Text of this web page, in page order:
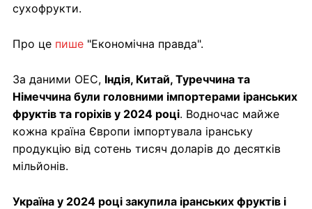
сухофрукти.
Про це пише "Економічна правда".
За даними OEC, Індія, Китай, Туреччина та
Німеччина були головними імпортерами іранських
фруктів та горіхів у 2024 році. Водночас майже
кожна країна Європи імпортувала іранську
продукцію від сотень тисяч доларів до десятків
мільйонів.
Україна у 2024 році закупила іранських фруктів і